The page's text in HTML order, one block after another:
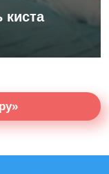
киста